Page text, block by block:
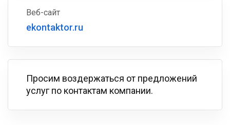
Веб-сайт
ekontaktor.ru
Просим воздержаться от предложений
услуг по контактам компании.